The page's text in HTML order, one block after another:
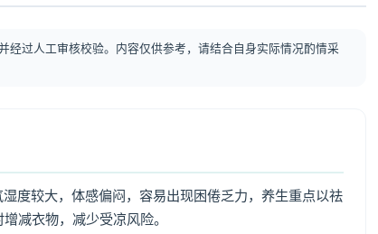
过人工审核校验。内容仅供参考，请结合自身实际情况酌情采
度较大，体感偏闷，容易出现困倦乏力，养生重点以祛
减衣物，减少受凉风险。